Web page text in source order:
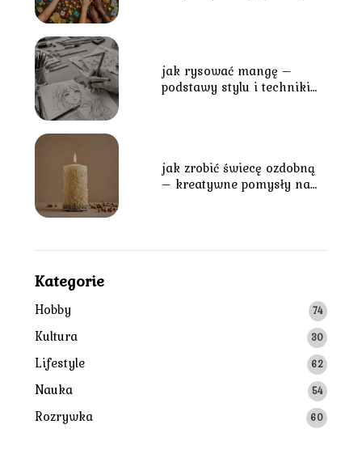
jak rysować mangę –
podstawy stylu i techniki
jak zrobić świecę ozdobną
– kreatywne pomysły na
Kategorie
Hobby 74
Kultura 30
Lifestyle 62
Nauka 54
Rozrywka 60